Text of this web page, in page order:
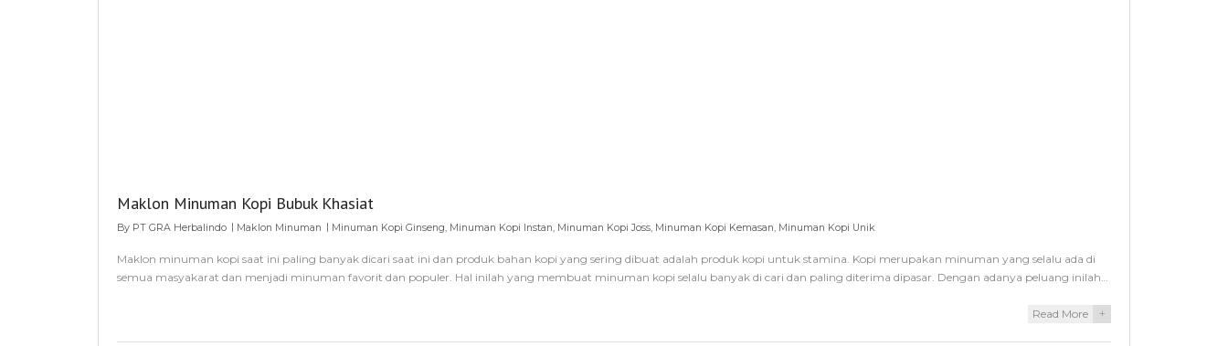
Maklon Minuman Kopi Bubuk Khasiat
By PT GRA Herbalindo Maklon Minuman Minuman Kopi Ginseng, Minuman Kopi Instan, Minuman Kopi Joss, Minuman Kopi Kemasan, Minuman Kopi Unik
Maklon minuman kopi saat ini paling banyak dicari saat ini dan produk bahan kopi yang sering dibuat adalah produk kopi untuk stamina. Kopi merupakan minuman yang selalu ada di
semua masyakarat dan menjadi minuman favorit dan populer. Hal inilah yang membuat minuman kopi selalu banyak di cari dan paling diterima dipasar. Dengan adanya peluang inilah…
Read More +